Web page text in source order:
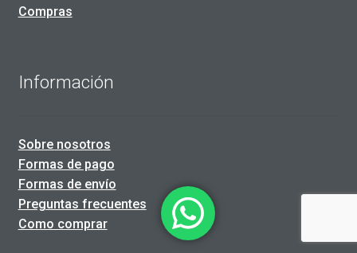
Compras
Información
Sobre nosotros
Formas de pago
Formas de envío
Preguntas frecuentes
Como comprar